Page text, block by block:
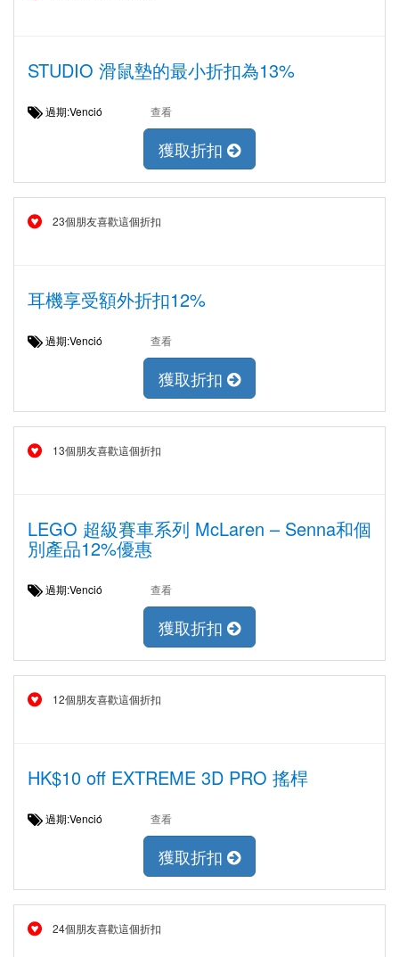
STUDIO 滑鼠墊的最小折扣為13%
過期:Venció 查看
獲取折扣
23個朋友喜歡這個折扣
耳機享受額外折扣12%
過期:Venció 查看
獲取折扣
13個朋友喜歡這個折扣
LEGO 超級賽車系列 McLaren – Senna和個
別產品12%優惠
過期:Venció 查看
獲取折扣
12個朋友喜歡這個折扣
HK$10 off EXTREME 3D PRO 搖桿
過期:Venció 查看
獲取折扣
24個朋友喜歡這個折扣